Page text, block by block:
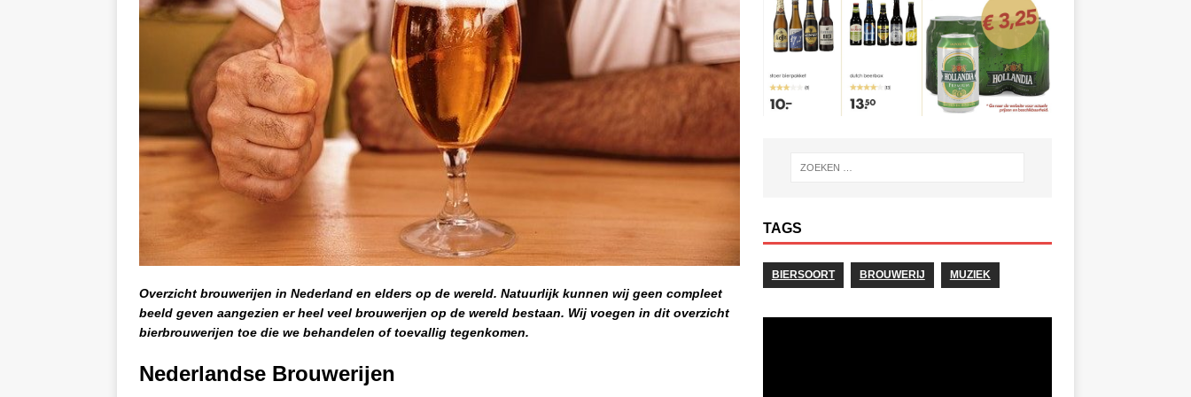
Overzicht brouwerijen in Nederland en elders op de wereld. Natuurlijk kunnen wij geen compleet
beeld geven aangezien er heel veel brouwerijen op de wereld bestaan. Wij voegen in dit overzicht
bierbrouwerijen toe die we behandelen of toevallig tegenkomen.
Nederlandse Brouwerijen
TAGS
BIERSOORT BROUWERIJ MUZIEK